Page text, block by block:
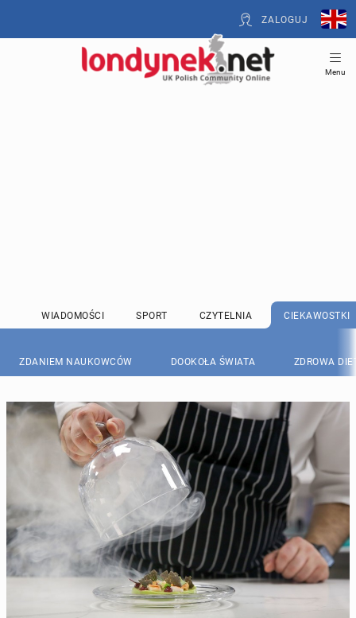
ZALOGUJ
Menu
WIADOMOŚCI SPORT CZYTELNIA CIEKAWOSTKI
ZDANIEM NAUKOWCÓW DOOKOŁA ŚWIATA ZDROWA